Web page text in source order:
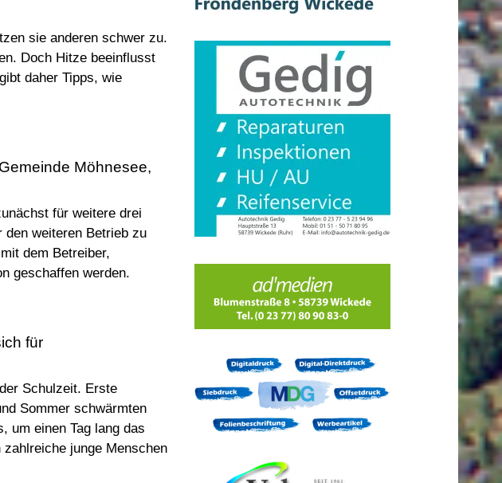
sie anderen schwer zu.
Doch Hitze beeinflusst
daher Tipps, wie
Möhnesee,
für weitere drei
den weiteren Betrieb zu
dem Betreiber,
geschaffen werden.
für
Schulzeit. Erste
Sommer schwärmten
um einen Tag lang das
junge Menschen